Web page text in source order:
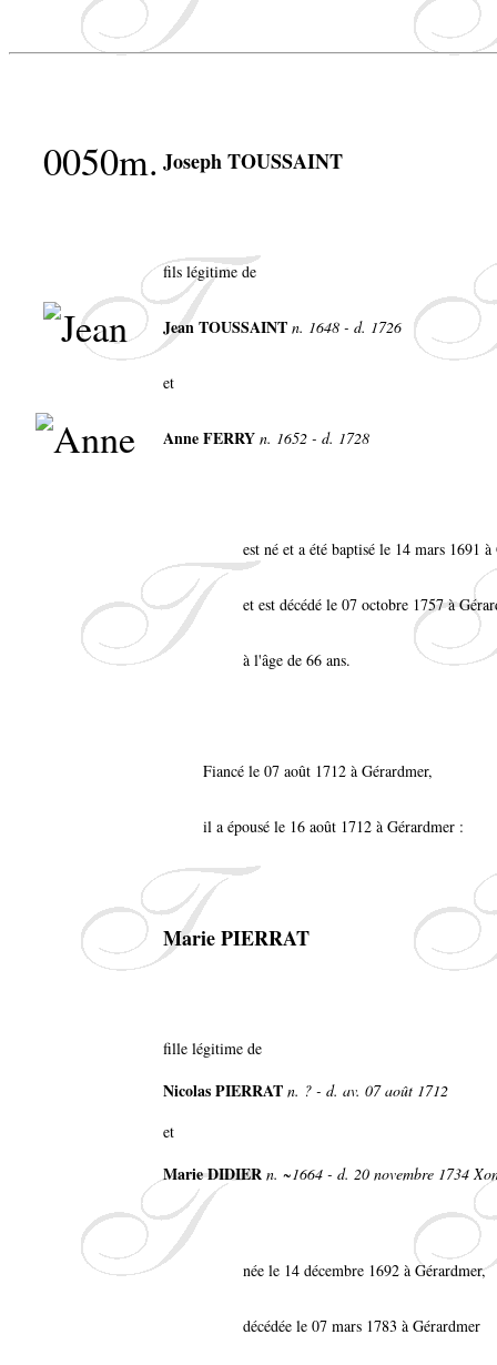
0050m. Joseph TOUSSAINT
fils légitime de
Jean TOUSSAINT n. 1648 - d. 1726
et
Anne FERRY n. 1652 - d. 1728
est né et a été baptisé le 14 mars 1691
et est décédé le 07 octobre 1757 à
à l'âge de 66 ans.
Fiancé le 07 août 1712 à Gérardmer,
il a épousé le 16 août 1712 à Gérardmer :
Marie PIERRAT
fille légitime de
Nicolas PIERRAT n. ? - d. av. 07 août 1712
et
Marie DIDIER n. ~1664 - d. 20 novembre 1734
née le 14 décembre 1692 à Gérardmer,
décédée le 07 mars 1783 à Gérardmer